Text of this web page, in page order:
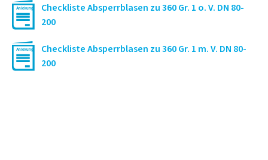
Checkliste Absperrblasen zu 360 Gr. 1 o. V. DN 80-
200
Checkliste Absperrblasen zu 360 Gr. 1 m. V. DN 80-
200